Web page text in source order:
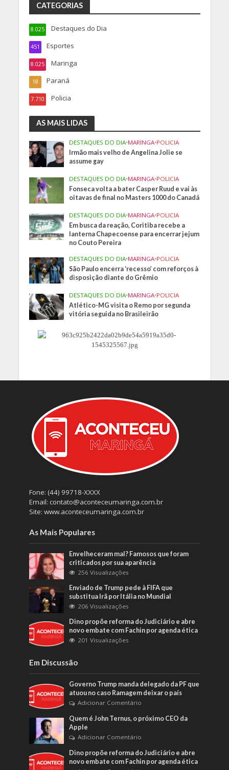
CATEGORIAS
Destaques do Dia
8.025
Esportes
451
Maringa
8.025
Paraná
18
Policia
7.710
AS MAIS LIDAS
DESTAQUES DO DIA•MARINGA•POLICIA
Irmão mais velho de Angelina Jolie se
assume gay
DESTAQUES DO DIA•MARINGA•POLICIA
Fonseca volta a bater Casper Ruud e vai às
oitavas de final no Masters 1000 do Canadá
DESTAQUES DO DIA•MARINGA•POLICIA
Em busca da reação, Coritiba recebe a
lanterna Chapecoense para encerrar jejum
no Couto Pereira
DESTAQUES DO DIA•MARINGA•POLICIA
São Paulo encerra ‘recesso’ com reforços à
disposição diante do Grêmio
DESTAQUES DO DIA•MARINGA•POLICIA
Atlético-MG visita o Remo por segunda
vitória seguida no Brasileirão
Fone: (44) 99718-XXXX
Email: contato@aconteceumaringa.com.br
Site: www.aconteceumaringa.com.br
As Mais Populares
Envelheceram mal? Famosos que foram
criticados por sua aparência
256 Visualizações
Enviado de Trump pede à FIFA que
substitua Irã por Itália no Mundial
206 Visualizações
Dino propõe reforma do Judiciário e abre
novo embate com Fachin por agenda ética
201 Visualizações
Em Discussão
Governo Trump manda delegado da PF que
atuou no caso Ramagem deixar o país
Adicionar Comentário
Quem é John Ternus, o próximo CEO da
Apple
Adicionar Comentário
Dino propõe reforma do Judiciário e abre
novo embate com Fachin por agenda ética